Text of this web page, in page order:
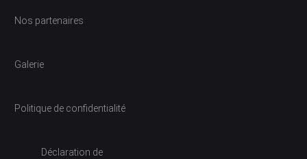
Nos partenaires
Galerie
Politique de confidentialité
Déclaration de